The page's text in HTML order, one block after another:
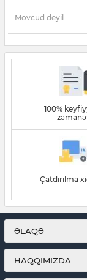
Mövcud deyil
100%
Çatdırılma
ƏLAQƏ
HAQQIMIZDA